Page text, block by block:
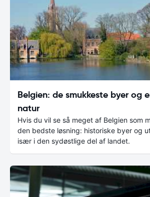
Belgien: de smukkeste byer og
natur
Hvis du vil se så meget af Belgien som
den bedste løsning: historiske byer og
især i den sydøstlige del af landet.